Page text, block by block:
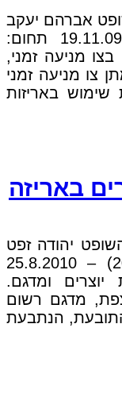
אברהם יעקב
(תא (מרכז) 10373-11-09) – 19.11.09 תחום:
בצו מניעה זמני,
צו מניעה זמני
באריזות
באריזה
יהודה זפט
– סגן הנשיא (ת"א 20300-03-10) – 25.8.2010
ומדגם.
מדגם רשום
התובעת, הנתבעת